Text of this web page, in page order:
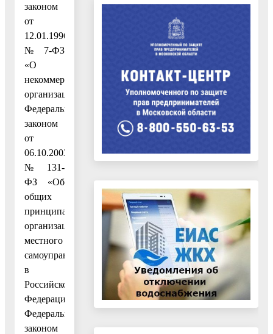
законом
от
12.01.1996
№ 7-ФЗ
«О
некоммерческих
организациях»,
Федеральным
законом
от
06.10.2003
№ 131-
ФЗ «Об
общих
принципах
организации
местного
самоуправления
в
Российской
Федерации»,
Федеральным
законом